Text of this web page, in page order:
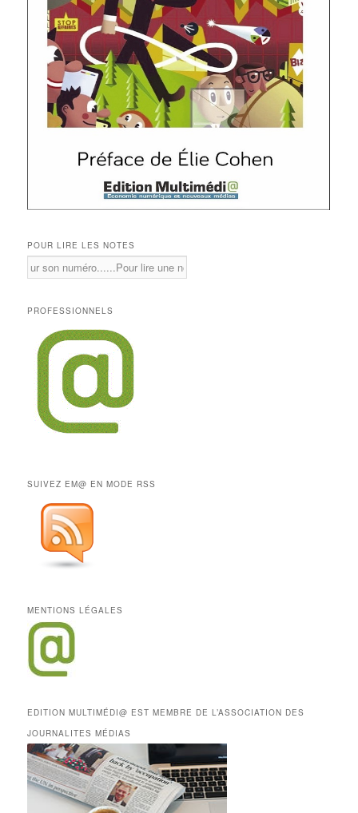
POUR LIRE LES NOTES
PROFESSIONNELS
SUIVEZ EM@ EN MODE RSS
MENTIONS LÉGALES
EDITION MULTIMÉDI@ EST MEMBRE DE L’ASSOCIATION DES
JOURNALITES MÉDIAS